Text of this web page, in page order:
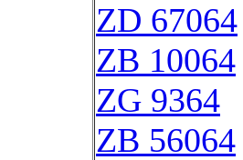
ZD 67064
ZB 10064
ZG 9364
ZB 56064